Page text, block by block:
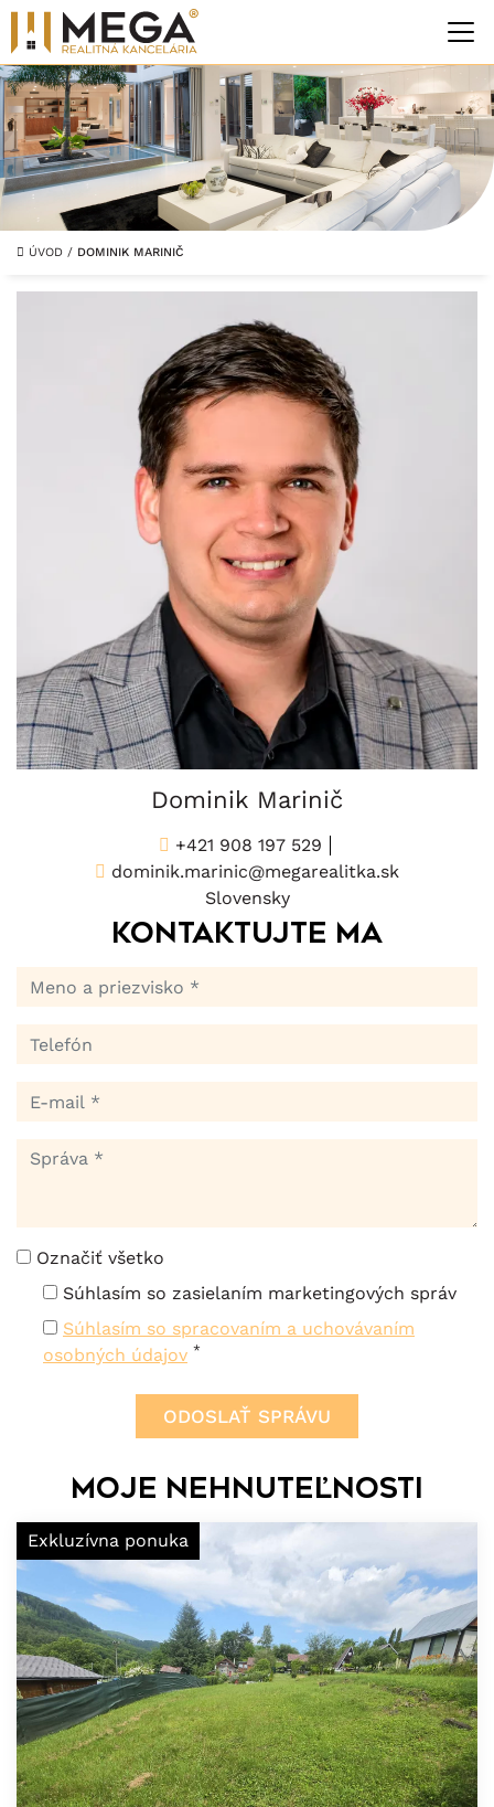
ÚVOD / DOMINIK MARINIČ
Dominik Marinič
+421 908 197 529
dominik.marinic@megarealitka.sk
Slovensky
Kontaktujte ma
Označiť všetko
Súhlasím so zasielaním marketingových správ
Súhlasím so spracovaním a uchovávaním
osobných údajov *
Moje nehnuteľnosti
Exkluzívna ponuka